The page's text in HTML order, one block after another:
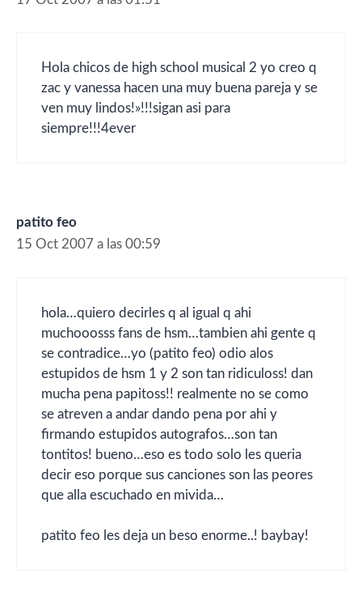
Hola chicos de high school musical 2 yo creo q
zac y vanessa hacen una muy buena pareja y se
ven muy lindos!»!!!sigan asi para
siempre!!!4ever
patito feo
15 Oct 2007 a las 00:59
hola…quiero decirles q al igual q ahi
muchooosss fans de hsm…tambien ahi gente q
se contradice…yo (patito feo) odio alos
estupidos de hsm 1 y 2 son tan ridiculoss! dan
mucha pena papitoss!! realmente no se como
se atreven a andar dando pena por ahi y
firmando estupidos autografos…son tan
tontitos! bueno…eso es todo solo les queria
decir eso porque sus canciones son las peores
que alla escuchado en mivida…
patito feo les deja un beso enorme..! baybay!